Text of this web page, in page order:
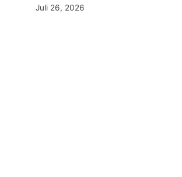
Juli 26, 2026